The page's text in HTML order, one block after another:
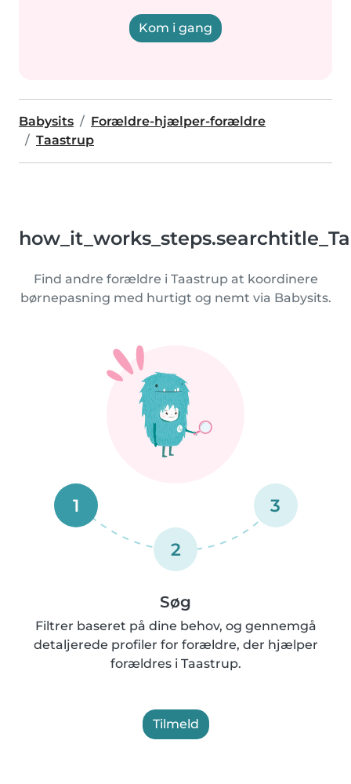
Kom i gang
Babysits
Forældre-hjælper-forældre
Taastrup
Find andre forældre i Taastrup at koordinere
børnepasning med hurtigt og nemt via Babysits.
1
2
3
Søg
Filtrer baseret på dine behov, og gennemgå
detaljerede profiler for forældre, der hjælper
forældres i Taastrup.
Tilmeld